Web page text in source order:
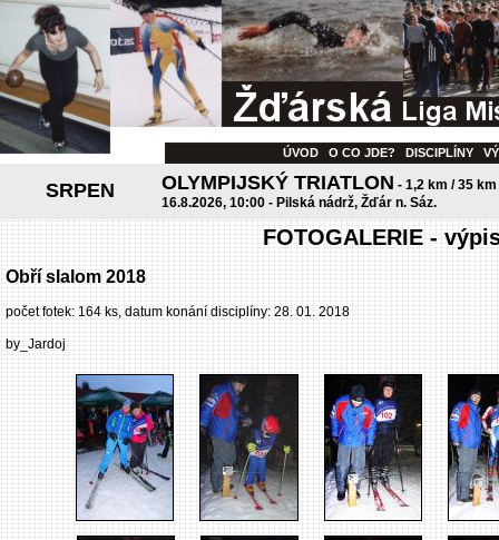
ÚVOD O CO JDE? DISCIPLÍNY
SRPEN OLYMPIJSKÝ TRIATLON - 1,2 km / 35
16.8.2026, 10:00 - Pilská nádrž, Žďár n. Sáz.
FOTOGALERIE -
Obří slalom 2018
počet fotek: 164 ks, datum konání disciplíny: 28. 01. 2018
by_Jardoj